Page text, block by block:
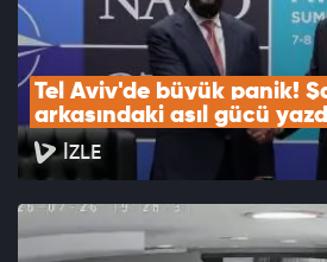
Tel Aviv'de büyük panik!
arkasındaki asıl gücü
İZLE